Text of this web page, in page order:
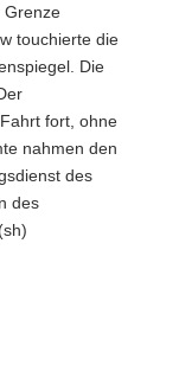
Grenze
touchierte die
Die
fort, ohne
nahmen den
des
des